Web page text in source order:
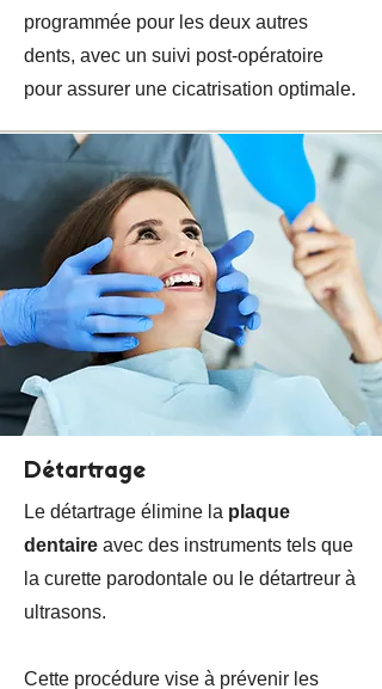
programmée pour les deux autres
dents, avec un suivi post-opératoire
pour assurer une cicatrisation optimale.
Détartrage
Le détartrage élimine la plaque
dentaire avec des instruments tels que
la curette parodontale ou le détartreur à
ultrasons.
Cette procédure vise à prévenir les